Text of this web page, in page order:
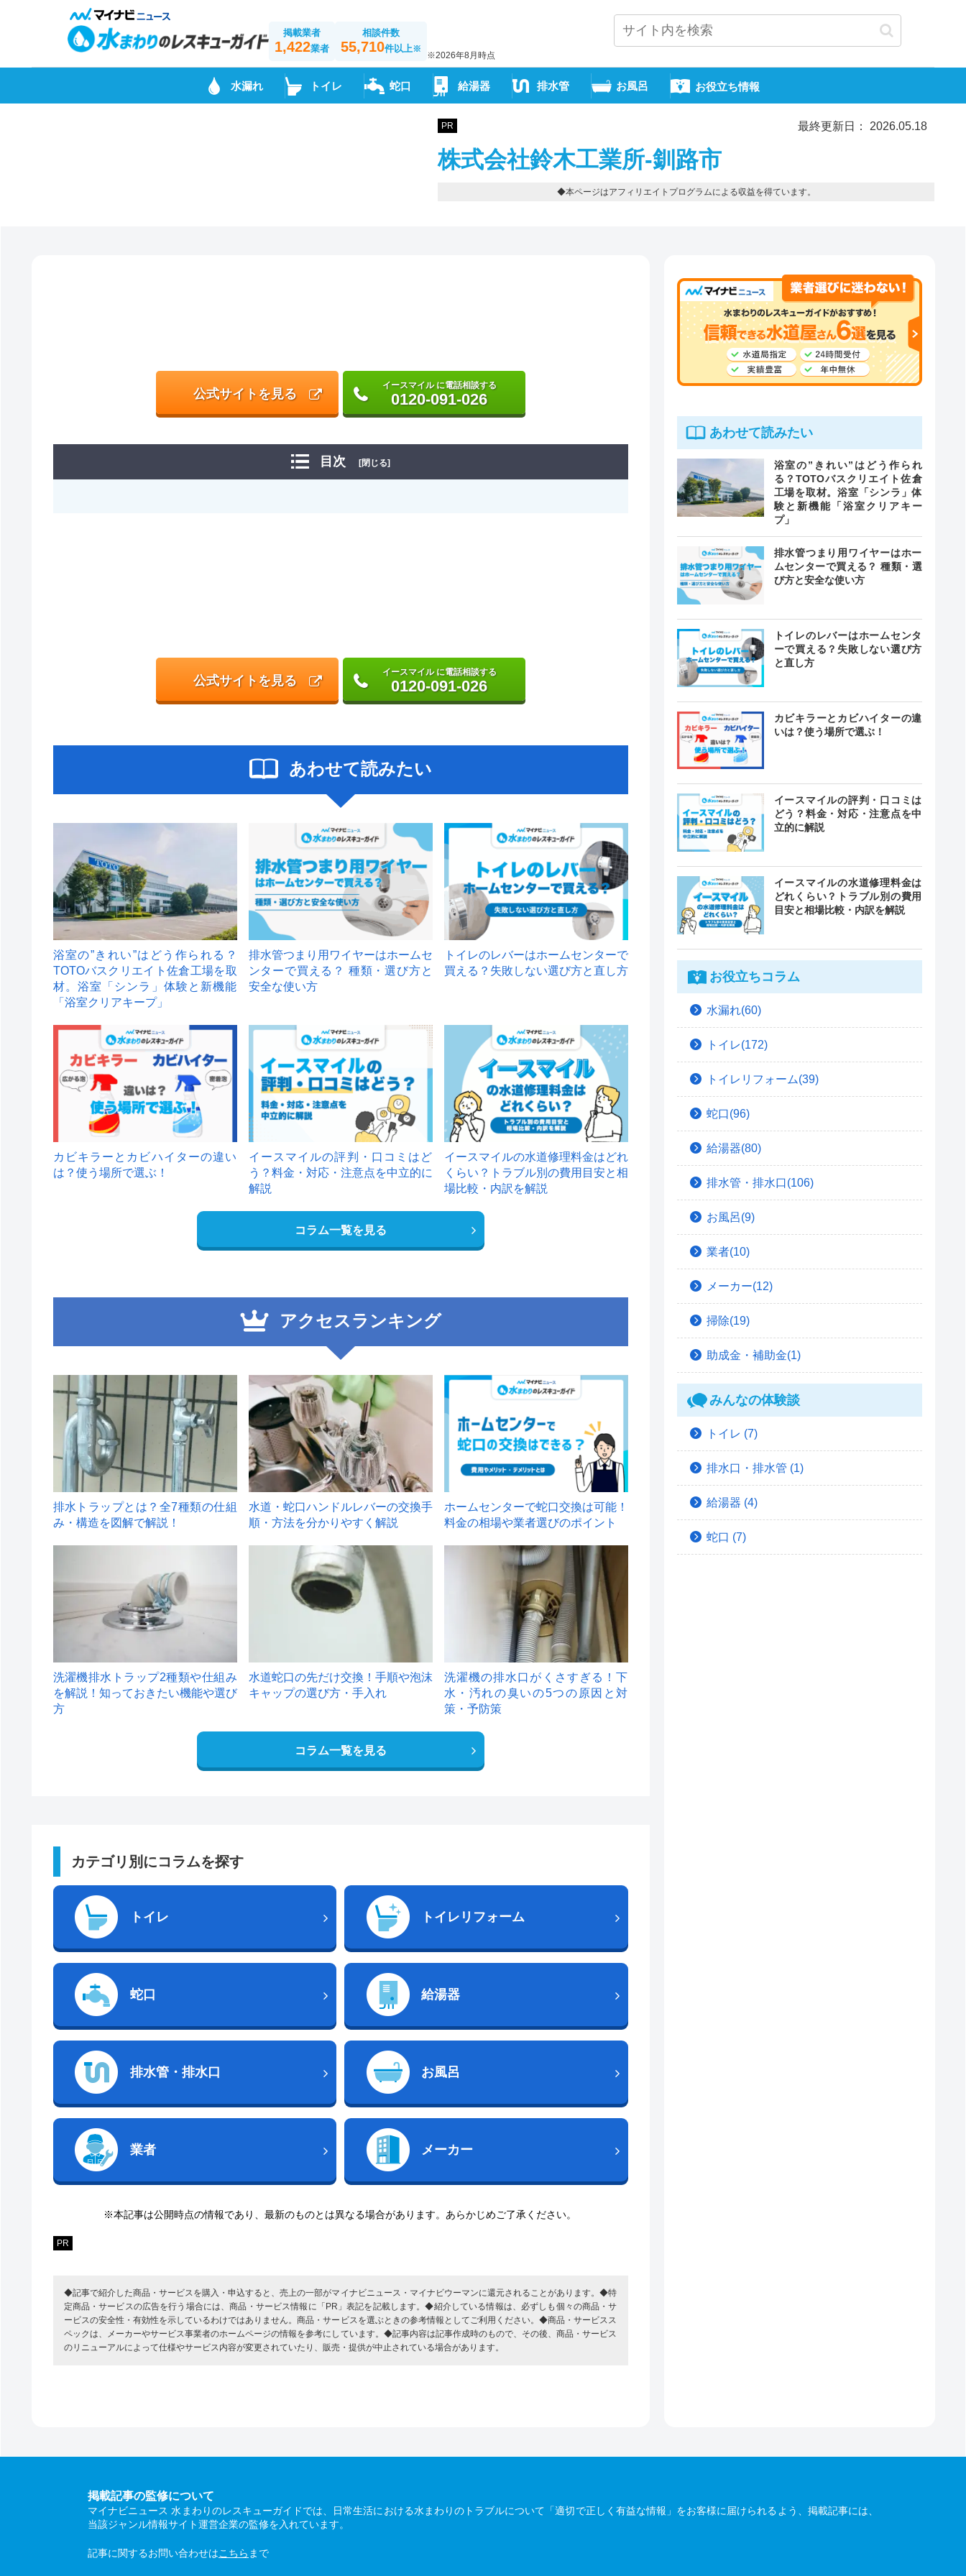
掲載業者
1,422業者
相談件数
55,710件以上※
※2026年8月時点
水漏れ トイレ 蛇口 給湯器 排水管 お風呂 お役立ち情報
PR 最終更新日： 2026.05.18
株式会社鈴木工業所-釧路市
◆本ページはアフィリエイトプログラムによる収益を得ています。
公式サイトを見る
イースマイル に電話相談する
0120-091-026
目次 [閉じる]
公式サイトを見る
イースマイル に電話相談する
0120-091-026
あわせて読みたい
浴室の”きれい”はどう作られる？
TOTOバスクリエイト佐倉工場を取
材。浴室「シンラ」体験と新機能
「浴室クリアキープ」
排水管つまり用ワイヤーはホームセ
ンターで買える？ 種類・選び方と
安全な使い方
トイレのレバーはホームセンターで
買える？失敗しない選び方と直し方
カビキラーとカビハイターの違い
は？使う場所で選ぶ！
イースマイルの評判・口コミはど
う？料金・対応・注意点を中立的に
解説
イースマイルの水道修理料金はどれ
くらい？トラブル別の費用目安と相
場比較・内訳を解説
コラム一覧を見る
アクセスランキング
1
排水トラップとは？全7種類の仕組
み・構造を図解で解説！
2
水道・蛇口ハンドルレバーの交換手
順・方法を分かりやすく解説
ホームセンターで蛇口交換は可能！
料金の相場や業者選びのポイント
洗濯機排水トラップ2種類や仕組み
を解説！知っておきたい機能や選び
方
水道蛇口の先だけ交換！手順や泡沫
キャップの選び方・手入れ
洗濯機の排水口がくさすぎる！下
水・汚れの臭いの5つの原因と対
策・予防策
コラム一覧を見る
カテゴリ別にコラムを探す
トイレ トイレリフォーム
蛇口 給湯器
排水管・排水口 お風呂
業者 メーカー
※本記事は公開時点の情報であり、最新のものとは異なる場合があります。あらかじめご了承ください。
PR
◆記事で紹介した商品・サービスを購入・申込すると、売上の一部がマイナビニュース・マイナビウーマンに還元されることがあります。◆特
定商品・サービスの広告を行う場合には、商品・サービス情報に「PR」表記を記載します。◆紹介している情報は、必ずしも個々の商品・サ
ービスの安全性・有効性を示しているわけではありません。商品・サービスを選ぶときの参考情報としてご利用ください。◆商品・サービスス
ペックは、メーカーやサービス事業者のホームページの情報を参考にしています。◆記事内容は記事作成時のもので、その後、商品・サービス
のリニューアルによって仕様やサービス内容が変更されていたり、販売・提供が中止されている場合があります。
あわせて読みたい
浴室の”きれい”はどう作られ
る？TOTOバスクリエイト佐倉
工場を取材。浴室「シンラ」体
験と新機能「浴室クリアキー
プ」
排水管つまり用ワイヤーはホー
ムセンターで買える？ 種類・選
び方と安全な使い方
トイレのレバーはホームセンタ
ーで買える？失敗しない選び方
と直し方
カビキラーとカビハイターの違
いは？使う場所で選ぶ！
イースマイルの評判・口コミは
どう？料金・対応・注意点を中
立的に解説
イースマイルの水道修理料金は
どれくらい？トラブル別の費用
目安と相場比較・内訳を解説
お役立ちコラム
水漏れ(60)
トイレ(172)
トイレリフォーム(39)
蛇口(96)
給湯器(80)
排水管・排水口(106)
お風呂(9)
業者(10)
メーカー(12)
掃除(19)
助成金・補助金(1)
みんなの体験談
トイレ (7)
排水口・排水管 (1)
給湯器 (4)
蛇口 (7)
掲載記事の監修について
マイナビニュース 水まわりのレスキューガイドでは、日常生活における水まわりのトラブルについて「適切で正しく有益な情報」をお客様に届けられるよう、掲載記事には、
当該ジャンル情報サイト運営企業の監修を入れています。
記事に関するお問い合わせはこちら まで